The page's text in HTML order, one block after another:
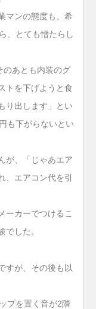
マンの態度も、希
、とても憎たらし
のあとも内装のグ
トを下げようと食
り出します」とい
も下がらないとい
が、「じゃあエア
、エアコン代を引
ーカーでつけるこ
でした。
すが、その後も以
プを置く音が2階